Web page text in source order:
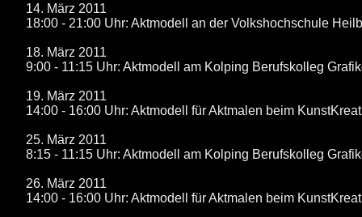
14. März 2011
18:00 - 21:00 Uhr: Aktmodell an der Volkshochschule
18. März 2011
9:00 - 11:15 Uhr: Aktmodell am Kolping Berufskolleg
19. März 2011
14:00 - 16:00 Uhr: Aktmodell für Aktmalen beim
25. März 2011
8:15 - 11:15 Uhr: Aktmodell am Kolping Berufskolleg
26. März 2011
14:00 - 16:00 Uhr: Aktmodell für Aktmalen beim